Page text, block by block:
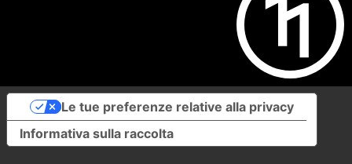
Informativa sulla raccolta
Le tue preferenze relative alla privacy